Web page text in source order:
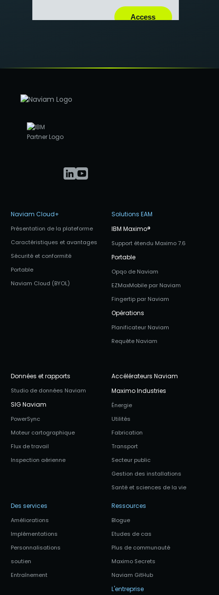
Naviam Cloud+
Présentation de la plateforme
Caractéristiques et avantages
Sécurité et conformité
Portable
Naviam Cloud (BYOL)
Solutions EAM
IBM Maximo®
Support étendu Maximo 7.6
Portable
Opqo de Naviam
EZMaxMobile par Naviam
Fingertip par Naviam
Opérations
Planificateur Naviam
Requête Naviam
Données et rapports
Studio de données Naviam
SIG Naviam
PowerSync
Moteur cartographique
Flux de travail
Inspection aérienne
Accélérateurs Naviam
Maximo Industries
Énergie
Utilités
Fabrication
Transport
Secteur public
Gestion des installations
Santé et sciences de la vie
Des services
Améliorations
Implémentations
Personnalisations
soutien
Entraînement
Ressources
Blogue
Etudes de cas
Plus de communauté
Maximo Secrets
Naviam GitHub
L'entreprise